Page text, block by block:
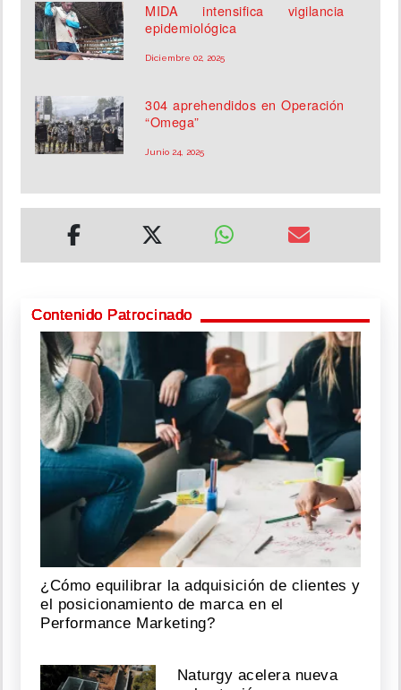
MIDA intensifica vigilancia
epidemiológica
Diciembre 02, 2025
304 aprehendidos en Operación
“Omega”
Junio 24, 2025
Contenido Patrocinado
¿Cómo equilibrar la adquisición de clientes y
el posicionamiento de marca en el
Performance Marketing?
Naturgy acelera nueva